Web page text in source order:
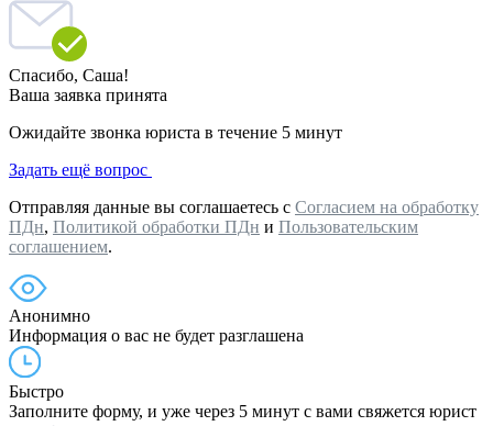
Спасибо, Саша!
Ваша заявка принята
Ожидайте звонка юриста в течение 5 минут
Задать ещё вопрос
Отправляя данные вы соглашаетесь с Согласием на обработку
ПДн, Политикой обработки ПДн и Пользовательским
соглашением.
Анонимно
Информация о вас не будет разглашена
Быстро
Заполните форму, и уже через 5 минут с вами свяжется юрист